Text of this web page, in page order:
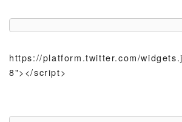
https://platform.twitter.com/
8"></script>